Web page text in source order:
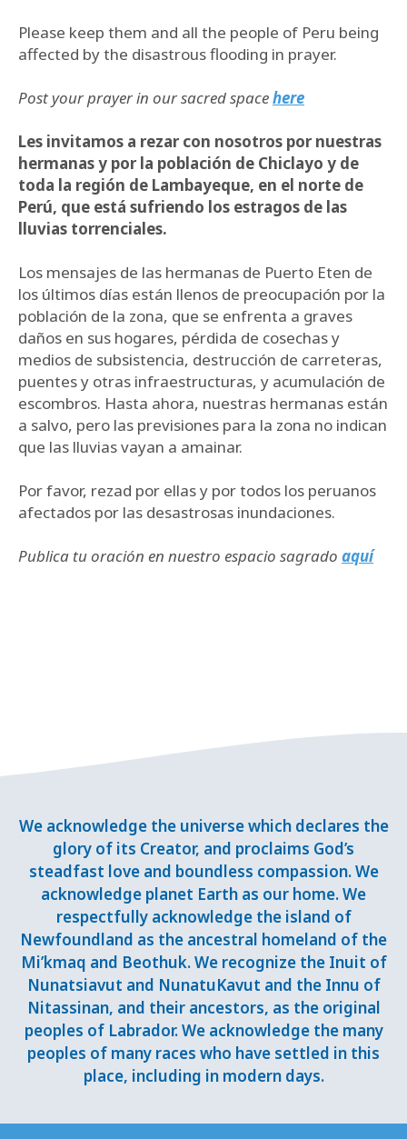
Please keep them and all the people of Peru being
affected by the disastrous flooding in prayer.
Post your prayer in our sacred spacehere
Les invitamos a rezar con nosotros por nuestras
hermanas y por la población de Chiclayo y de
toda la región de Lambayeque, en el norte de
Perú, que está sufriendo los estragos de las
lluvias torrenciales.
Los mensajes de las hermanas de Puerto Eten de
los últimos días están llenos de preocupación por la
población de la zona, que se enfrenta a graves
daños en sus hogares, pérdida de cosechas y
medios de subsistencia, destrucción de carreteras,
puentes y otras infraestructuras, y acumulación de
escombros. Hasta ahora, nuestras hermanas están
a salvo, pero las previsiones para la zona no indican
que las lluvias vayan a amainar.
Por favor, rezad por ellas y por todos los peruanos
afectados por las desastrosas inundaciones.
Publica tu oración en nuestro espacio sagrado aquí
We acknowledge the universe which declares the
glory of its Creator, and proclaims God’s
steadfast love and boundless compassion. We
acknowledge planet Earth as our home. We
respectfully acknowledge the island of
Newfoundland as the ancestral homeland of the
Mi’kmaq and Beothuk. We recognize the Inuit of
Nunatsiavut and NunatuKavut and the Innu of
Nitassinan, and their ancestors, as the original
peoples of Labrador. We acknowledge the many
peoples of many races who have settled in this
place, including in modern days.